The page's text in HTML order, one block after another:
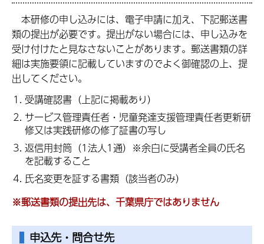
本研修の申し込みには、電子申請に加え、下記郵送書
類の提出が必要です。提出がない場合には、申し込みを
受け付けたと見なさないことがあります。郵送書類の詳
細は実施要領に記載していますのでよく御確認の上、提
出してください。
受講確認書（上記に掲載あり）
サービス管理責任者・児童発達支援管理責任者更新研
修又は実践研修の修了証書の写し
返信用封筒（1法人1通）※余白に受講者全員の氏名
を記載すること
氏名変更を証する書類（該当者のみ）
※郵送書類の提出先は、千葉県庁ではありません
申込先・問合せ先